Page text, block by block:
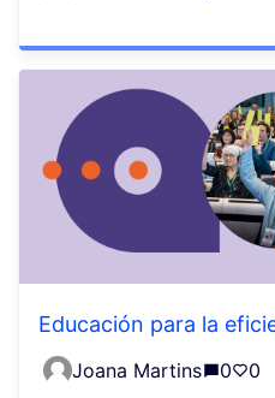
Educación para la
Joana Martins 0 0